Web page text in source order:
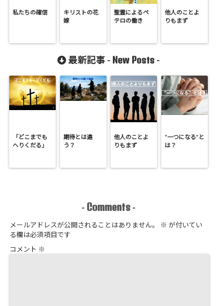
私たちの確信
キリストの花
嫁
聖霊によるペ
テロの働き
他人のことよ
りもまず
最新記事 - New Posts -
「どこまでも
へりくだる」
期待とは違
う？
他人のことよ
りもまず
“一つになる”と
は？
- Comments -
メールアドレスが公開されることはありません。 ※ が付いてい
る欄は必須項目です
コメント ※